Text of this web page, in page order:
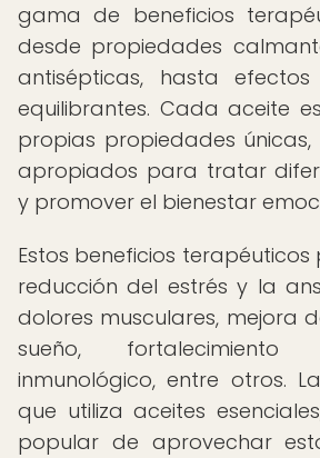
gama de beneficios
desde propiedades
antisépticas, hasta
equilibrantes. Cada aceite
propias propiedades
apropiados para tratar
y promover el bienestar
Estos beneficios terapéuticos
reducción del estrés y la
dolores musculares, mejora
sueño,
inmunológico, entre otros.
que utiliza aceites
popular de aprovechar